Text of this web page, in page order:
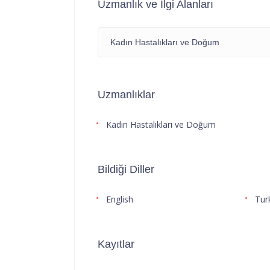
Uzmanlık ve İlgi Alanları
Kadın Hastalıkları ve Doğum
Uzmanlıklar
Kadın Hastalıkları ve Doğum
Bildiği Diller
English
Kayıtlar